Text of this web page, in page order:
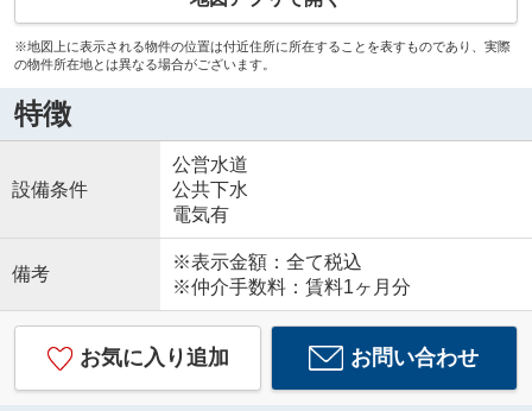
※地図上に表示される物件の位置は付近住所に所在することを表すものであり、実際
の物件所在地とは異なる場合がございます。
特徴
設備条件
公営水道
公共下水
電気有
備考
※表示金額：全て税込
※仲介手数料：賃料1ヶ月分
お気に入り追加 お問い合わせ